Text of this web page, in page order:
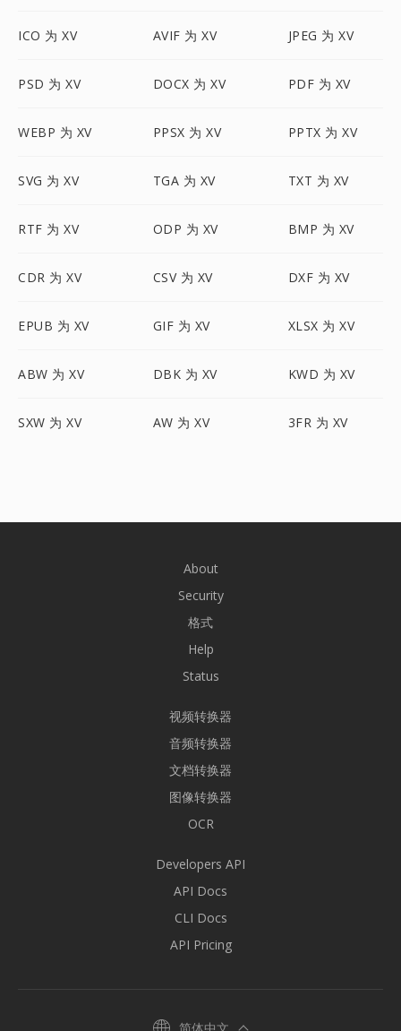
ICO 为 XV AVIF 为 XV JPEG 为 XV
PSD 为 XV DOCX 为 XV PDF 为 XV
WEBP 为 XV PPSX 为 XV PPTX 为 XV
SVG 为 XV TGA 为 XV TXT 为 XV
RTF 为 XV ODP 为 XV BMP 为 XV
CDR 为 XV CSV 为 XV DXF 为 XV
EPUB 为 XV GIF 为 XV XLSX 为 XV
ABW 为 XV DBK 为 XV KWD 为 XV
SXW 为 XV AW 为 XV 3FR 为 XV
About
Security
格式
Help
Status
视频转换器
音频转换器
文档转换器
图像转换器
OCR
Developers API
API Docs
CLI Docs
API Pricing